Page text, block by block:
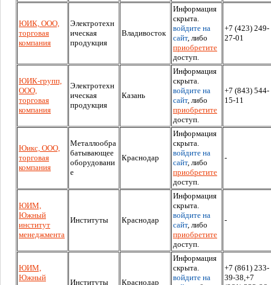
ЮИК, ООО,
торговая
компания
Электротехн
ическая
продукция
Владивосток
Информация
скрыта.
войдите на
сайт, либо
приобретите
доступ.
+7 (423) 249-
27-01
ЮИК-групп,
ООО,
торговая
компания
Электротехн
ическая
продукция
Казань
Информация
скрыта.
войдите на
сайт, либо
приобретите
доступ.
+7 (843) 544-
15-11
Юикс, ООО,
торговая
компания
Металлообра
батывающее
оборудовани
е
Краснодар
Информация
скрыта.
войдите на
сайт, либо
приобретите
доступ.
-
ЮИМ,
Южный
институт
менеджмента
Институты Краснодар
Информация
скрыта.
войдите на
сайт, либо
приобретите
доступ.
-
ЮИМ,
Южный
Институты Краснодар
Информация
скрыта.
войдите на
+7 (861) 233-
39-38,+7